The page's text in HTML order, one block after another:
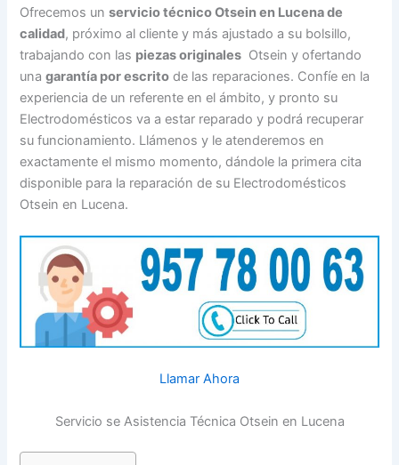
Ofrecemos unservicio técnico Otsein en Lucena de
calidad, próximo al cliente y más ajustado a su bolsillo,
trabajando con las piezas originales Otsein y ofertando
unagarantía por escrito de las reparaciones. Confíe en la
experiencia de un referente en el ámbito, y pronto su
Electrodomésticos va a estar reparado y podrá recuperar
su funcionamiento. Llámenos y le atenderemos en
exactamente el mismo momento, dándole la primera cita
disponible para la reparación de su Electrodomésticos
Otsein en Lucena.
Llamar Ahora
Servicio se Asistencia Técnica Otsein en Lucena